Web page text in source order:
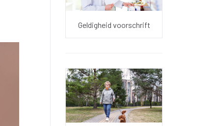
Geldigheid voorschrift